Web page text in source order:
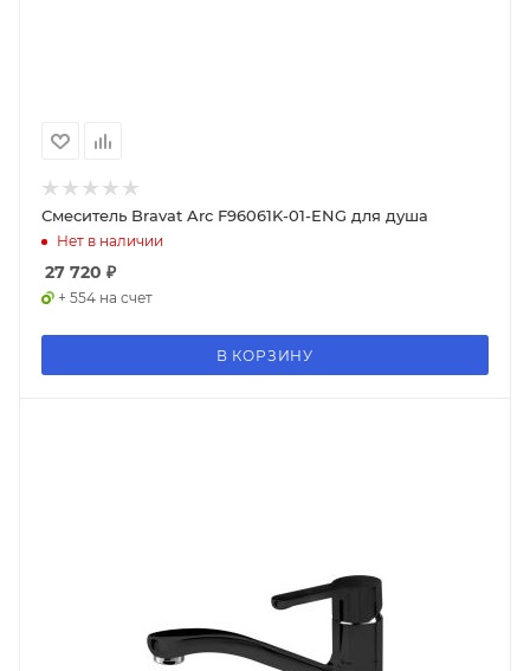
Смеситель Bravat Arc F96061K-01-ENG для душа
Нет в наличии
27 720 ₽
+ 554 на счет
В КОРЗИНУ